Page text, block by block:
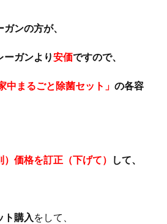
ンの方が、
ーガンより安価ですので、
中まるごと除菌セット」の各容
価格を訂正（下げて） して、
ト購入 をして、